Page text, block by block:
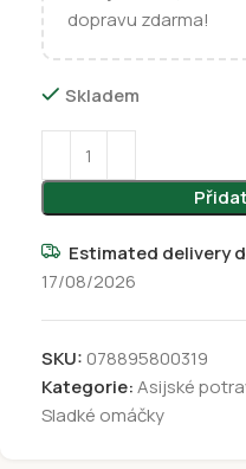
dopravu zdarma!
Skladem
Estimated delivery
17/08/2026
SKU:078895800319
Kategorie:Asijské
Sladké omáčky